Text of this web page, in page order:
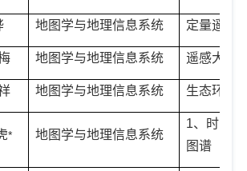
地图学与地理信息系统 定量遥感
地图学与地理信息系统 遥感大数
地图学与地理信息系统 生态环境
* 地图学与地理信息系统
1、时空
图谱